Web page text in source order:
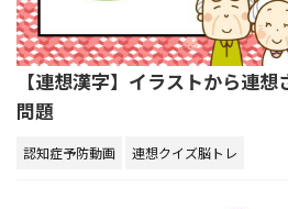
【連想漢字】イラストから連
問題
認知症予防動画 連想クイズ脳トレ